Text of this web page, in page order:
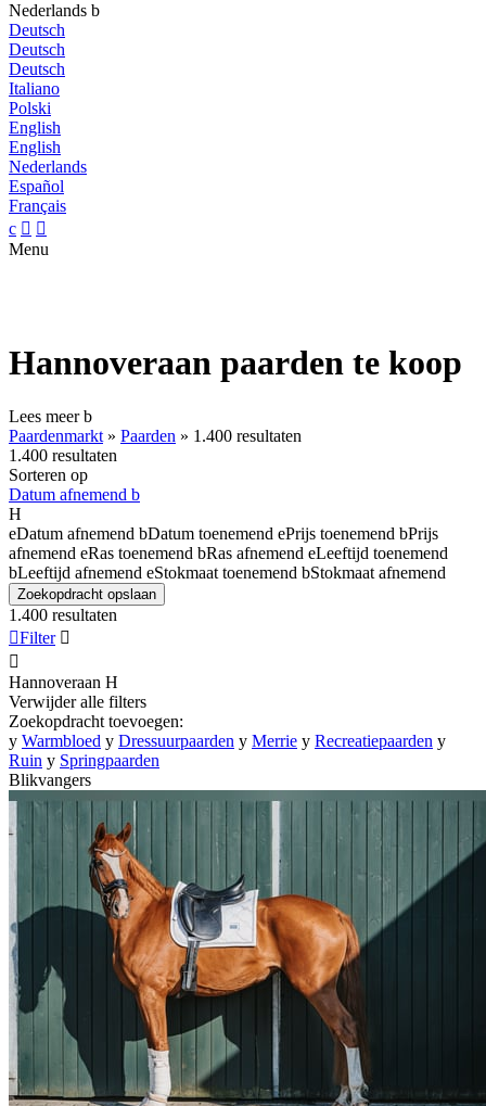
Nederlands b
Deutsch
Deutsch
Deutsch
Italiano
Polski
English
English
Nederlands
Español
Français
c  
Menu
Hannoveraan paarden te koop
Lees meerb
Paardenmarkt » Paarden » 1.400 resultaten
1.400 resultaten
Sorteren op
Datum afnemend b
H
eDatum afnemend bDatum toenemend ePrijs toenemend bPrijs
afnemend eRas toenemend bRas afnemend eLeeftijd toenemend
bLeeftijd afnemend eStokmaat toenemend bStokmaat afnemend
Zoekopdracht opslaan
1.400 resultaten
Filter 

Hannoveraan H
Verwijder alle filters
Zoekopdracht toevoegen:
y Warmbloed y Dressuurpaarden y Merrie y Recreatiepaarden y
Ruin y Springpaarden
Blikvangers